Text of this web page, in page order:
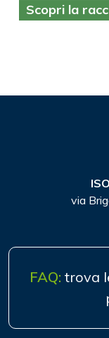
Scopri la
via
FAQ: trova